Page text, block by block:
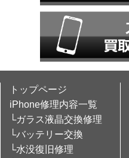
トップページ
iPhone修理内容一覧
└ガラス液晶交換修理
└バッテリー交換
└水没復旧修理